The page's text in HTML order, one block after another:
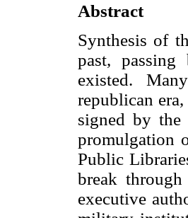
Abstract
Synthesis of
past,
existed.
republican
signed by the
promulgation
Public
break
executive